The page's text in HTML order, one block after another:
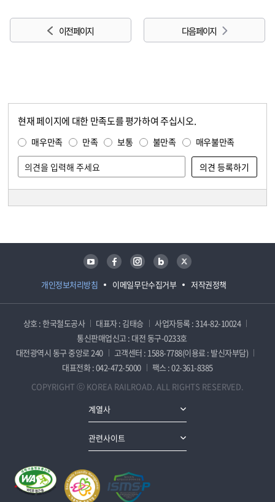
이전 페이지 다음 페이지
현재 페이지에 대한 만족도를 평가하여 주십시오.
매우만족 만족 보통 불만족 매우불만족
개인정보처리방침 이메일무단수집거부 저작권정책
유튜브 페이스북 인스타그램 블로그 트위터
상호 : 한국철도공사 대표자 : 김태승
사업자등록 : 314-82-10024
통신판매업신고 : 대전 동구-0233호
대전광역시 동구 중앙로 240
고객센터 : 1588-7788(이용료 : 발신자부담)
대표전화 : 042-472-5000
팩스 : 02-361-8385
COPYRIGHT ⓒ KOREA RAILROAD. ALL RIGHTS RESERVED.
계열사
관련사이트